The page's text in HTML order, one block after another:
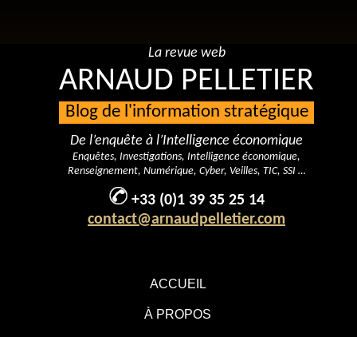
ACCUEIL
À PROPOS
La revue web
ARNAUD PELLETIER
Blog de l'information stratégique
De l’enquête à l’Intelligence économique
Enquêtes, Investigations, Intelligence économique,
Renseignement, Numérique, Cyber, Veilles, TIC, SSI …
+33 (0)1 39 35 25 14
contact@arnaudpelletier.com